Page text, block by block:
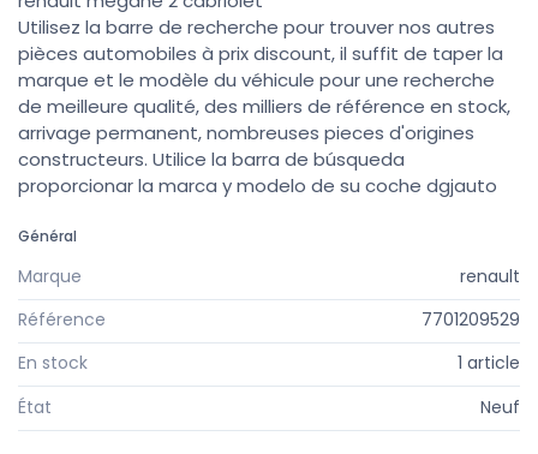
Utilisez la barre de recherche pour trouver nos autres
pièces automobiles à prix discount, il suffit de taper la
marque et le modèle du véhicule pour une recherche
de meilleure qualité, des milliers de référence en stock,
arrivage permanent, nombreuses pieces d'origines
constructeurs. Utilice la barra de búsqueda
proporcionar la marca y modelo de su coche dgjauto
Général
Marque
renault
Référence
7701209529
En stock
1 article
État
Neuf